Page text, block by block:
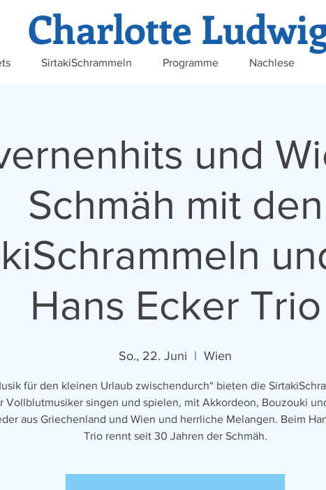
Charlotte
SirtakiSchrammeln Programme Nachlese
und
Schmäh mit den
Hans Ecker Trio
So., 22. Juni
  |
Wien
für den kleinen Urlaub zwischendurch“ bieten die
Vollblutmusiker singen und spielen, mit Akkordeon, Bouzouki
aus Griechenland und Wien und herrliche Melangen. Beim
Trio rennt seit 30 Jahren der Schmäh.